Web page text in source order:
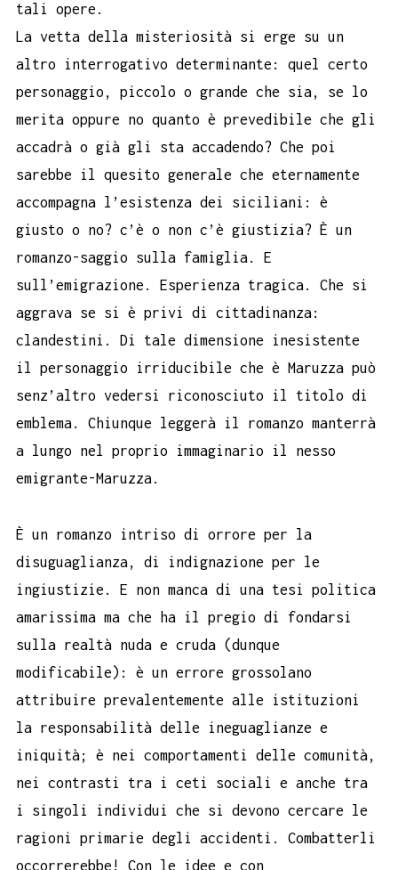
tali opere.
La vetta della misteriosità si erge su un
altro interrogativo determinante: quel certo
personaggio, piccolo o grande che sia, se lo
merita oppure no quanto è prevedibile che gli
accadrà o già gli sta accadendo? Che poi
sarebbe il quesito generale che eternamente
accompagna l’esistenza dei siciliani: è
giusto o no? c’è o non c’è giustizia? È un
romanzo-saggio sulla famiglia. E
sull’emigrazione. Esperienza tragica. Che si
aggrava se si è privi di cittadinanza:
clandestini. Di tale dimensione inesistente
il personaggio irriducibile che è Maruzza può
senz’altro vedersi riconosciuto il titolo di
emblema. Chiunque leggerà il romanzo manterrà
a lungo nel proprio immaginario il nesso
emigrante-Maruzza.
È un romanzo intriso di orrore per la
disuguaglianza, di indignazione per le
ingiustizie. E non manca di una tesi politica
amarissima ma che ha il pregio di fondarsi
sulla realtà nuda e cruda (dunque
modificabile): è un errore grossolano
attribuire prevalentemente alle istituzioni
la responsabilità delle ineguaglianze e
iniquità; è nei comportamenti delle comunità,
nei contrasti tra i ceti sociali e anche tra
i singoli individui che si devono cercare le
ragioni primarie degli accidenti. Combatterli
occorrerebbe! Con le idee e con